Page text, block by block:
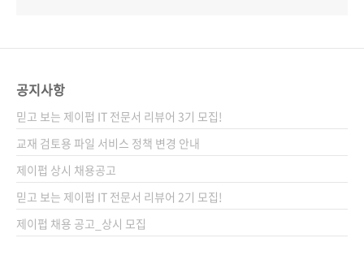
공지사항
믿고 보는 제이펍 IT 전문서 리뷰어 3기 모집!
교재 검토용 파일 서비스 정책 변경 안내
제이펍 상시 채용공고
믿고 보는 제이펍 IT 전문서 리뷰어 2기 모집!
제이펍 채용 공고_상시 모집